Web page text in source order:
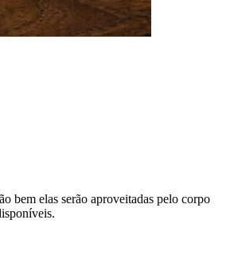
bem elas serão aproveitadas pelo corpo